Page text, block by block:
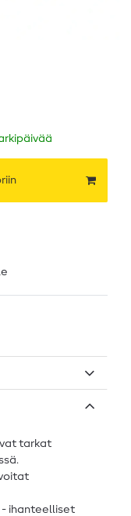
tarkat
- ihanteelliset